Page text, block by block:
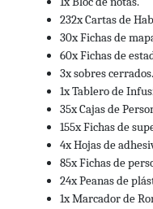
Gloomhaven
De www.boardgamehype.shop
Gloomhaven 2ª ed.
De www.shuriken64.com
Gloomhaven : Forgotten
Circles
De www.philibertnet.com
232x Cartas de
30x Fichas de
60x Fichas de
3x sobres cerrados.
1x Tablero de
35x Cajas de
155x Fichas de
4x Hojas de
85x Fichas de
24x Peanas de
1x Marcador de